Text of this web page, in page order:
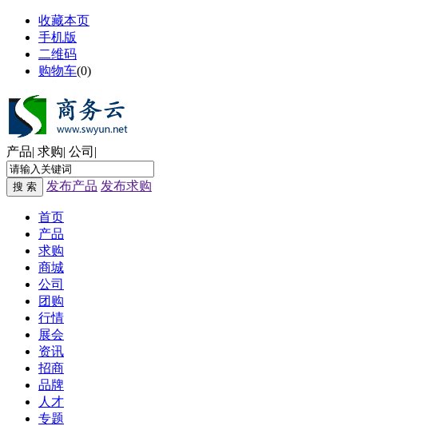
收藏本页
手机版
二维码
购物车(0)
产品| 求购| 公司 |
搜 索 发布产品 发布求购
首页
产品
求购
商城
公司
团购
行情
展会
资讯
招商
品牌
人才
专题